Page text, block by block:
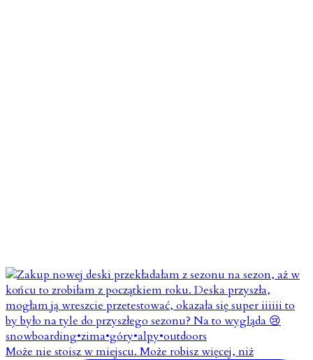
Może nie stoisz w miejscu. Może robisz więcej, niż